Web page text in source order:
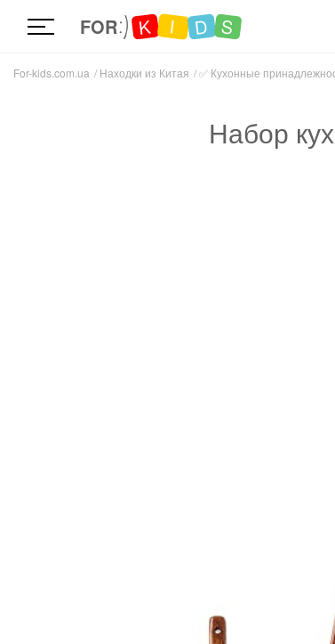
FOR K I D S
For-kids.com.ua Находки из Китая ✅ Кухонные
Набор